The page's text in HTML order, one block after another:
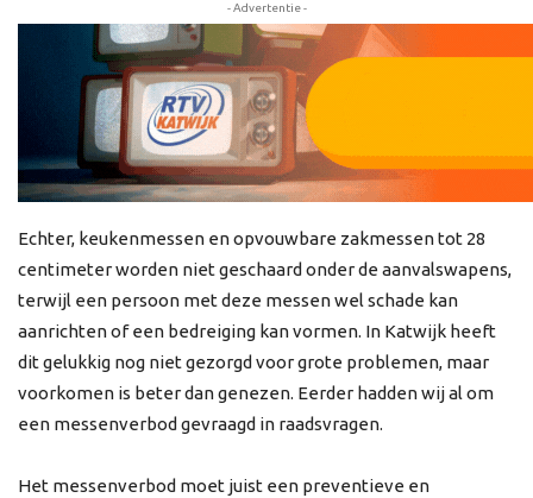
- Advertentie -
Echter, keukenmessen en opvouwbare zakmessen tot 28
centimeter worden niet geschaard onder de aanvalswapens,
terwijl een persoon met deze messen wel schade kan
aanrichten of een bedreiging kan vormen. In Katwijk heeft
dit gelukkig nog niet gezorgd voor grote problemen, maar
voorkomen is beter dan genezen. Eerder hadden wij al om
een messenverbod gevraagd in raadsvragen.
Het messenverbod moet juist een preventieve en